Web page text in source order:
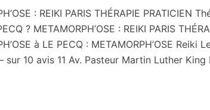
: REIKI PARIS THÉRAPIE
? METAMORPH’OSE : REIKI PARIS
à LE PECQ : METAMORPH’OSE
sur 10 avis 11 Av. Pasteur Martin Luther